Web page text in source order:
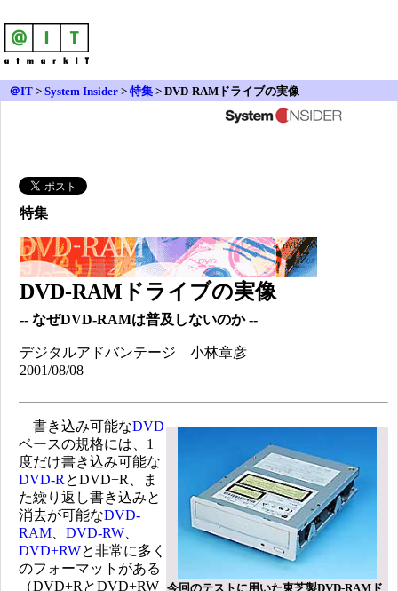
＠IT > System Insider > 特集 > DVD-RAMドライブの実像
特集
DVD-RAMドライブの実像
-- なぜDVD-RAMは普及しないのか --
デジタルアドバンテージ 小林章彦
2001/08/08
今回のテストに用いた東芝製DVD-RAMド
書き込み可能なDVD
ベースの規格には、1
度だけ書き込み可能な
DVD-R とDVD+R、ま
た繰り返し書き込みと
消去が可能なDVD-
RAM
DVD-RW
DVD+RWと非常に多く
のフォーマットがある
（DVD+RとDVD+RW